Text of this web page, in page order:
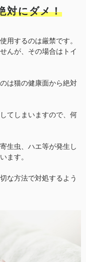
対にダメ！
用するのは厳禁です。
んが、その場合はトイ
は猫の健康面から絶対
てしまいますので、何
生虫、ハエ等が発生し
ます。
な方法で対処するよう